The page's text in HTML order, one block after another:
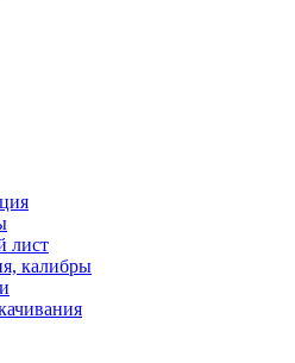
лист
калибры